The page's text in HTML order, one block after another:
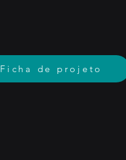
Ficha de projeto